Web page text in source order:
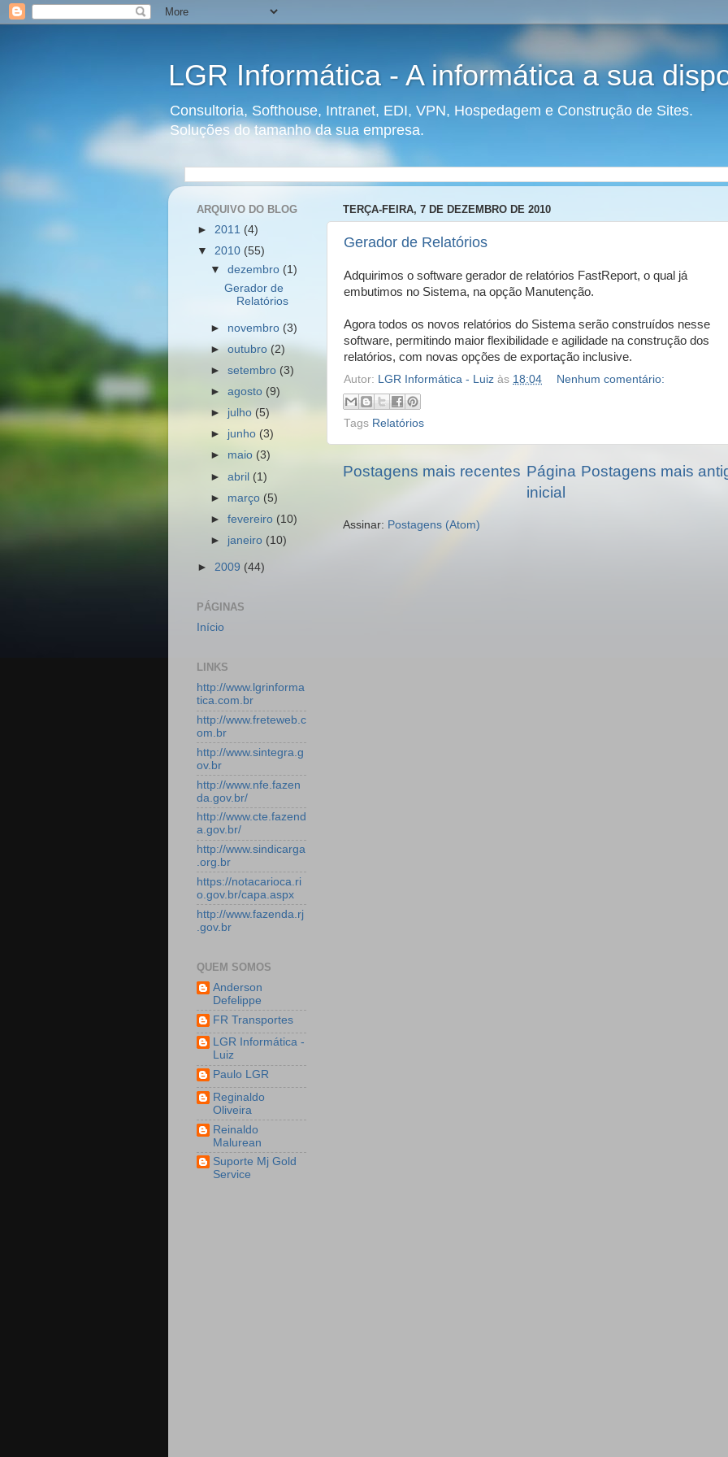
LGR Informática - A informática a sua
Consultoria, Softhouse, Intranet, EDI, VPN, Hospedagem e Construção de Sites.
Soluções do tamanho da sua empresa.
TERÇA-FEIRA, 7 DE DEZEMBRO DE 2010
Gerador de Relatórios
Adquirimos o software gerador de relatórios FastReport, o qual já
embutimos no Sistema, na opção Manutenção.
Agora todos os novos relatórios do Sistema serão construídos nesse
software, permitindo maior flexibilidade e agilidade na construção dos
relatórios, com novas opções de exportação inclusive.
Autor: LGR Informática - Luiz às 18:04 Nenhum comentário:
Tags Relatórios
Postagens mais recentes Postagens mais
Página
inicial
Assinar: Postagens (Atom)
ARQUIVO DO BLOG
► 2011 (4)
▼ 2010 (55)
▼dezembro (1)
Gerador de
Relatórios
► novembro (3)
►outubro(2)
►setembro (3)
►agosto (9)
► julho (5)
► junho (3)
► maio (3)
►abril (1)
► março (5)
►fevereiro (10)
► janeiro (10)
► 2009 (44)
PÁGINAS
Início
LINKS
http://www.lgrinforma
tica.com.br
http://www.freteweb.c
om.br
http://www.sintegra.g
ov.br
http://www.nfe.fazen
da.gov.br/
http://www.cte.fazend
a.gov.br/
http://www.sindicarga
.org.br
https://notacarioca.ri
o.gov.br/capa.aspx
http://www.fazenda.rj
.gov.br
QUEM SOMOS
Anderson
Defelippe
FR Transportes
LGR Informática -
Luiz
Paulo LGR
Reginaldo
Oliveira
Reinaldo
Malurean
Suporte Mj Gold
Service